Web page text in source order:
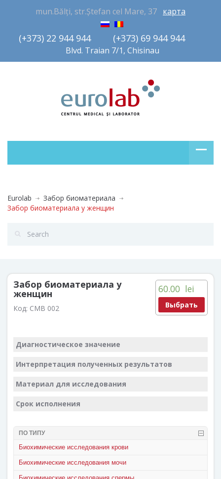
mun.Bălți, str.Ștefan cel Mare, 37 карта
(+373) 22 944 944         (+373) 69 944 944
Blvd. Traian 7/1, Chisinau
Eurolab
Забор биоматериала
Забор биоматериала у женщин
60.00 lei
Выбрать
Забор биоматериала у
женщин
Код: CMB 002
Диагностическое значение
Интерпретация полученных результатов
Материал для исследования
Срок исполнения
ПО ТИПУ
Биохимические исследования крови
Биохимические исследования мочи